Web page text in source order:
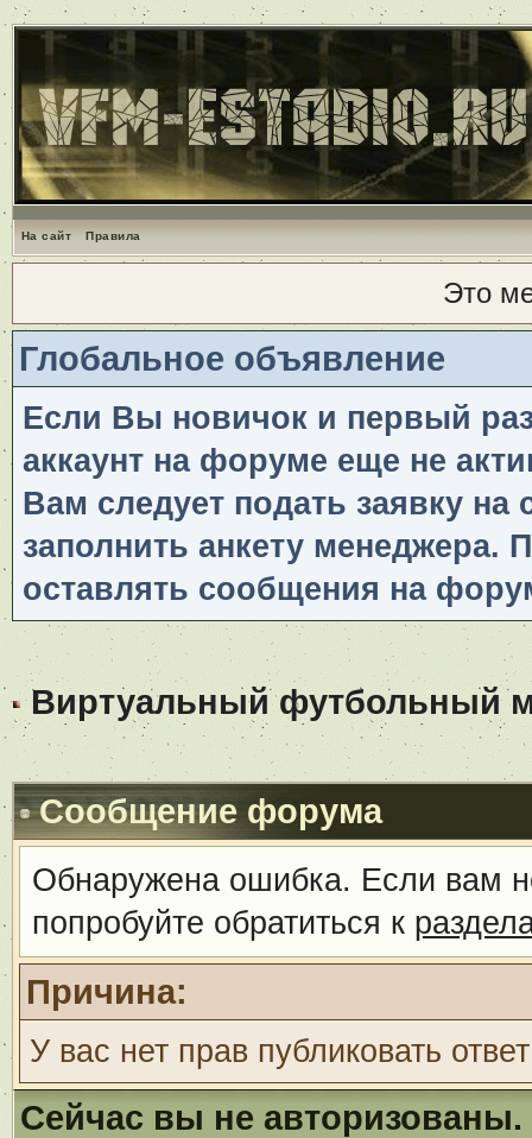
На сайт Правила
Это
Глобальное объявление
Если Вы новичок и первый
аккаунт на форуме еще не
Вам следует подать заявку
заполнить анкету менеджера.
оставлять сообщения на
Виртуальный футбольный
Сообщение форума
Обнаружена ошибка. Если вам
попробуйте обратиться к
Причина:
У вас нет прав публиковать
Сейчас вы не авторизованы.